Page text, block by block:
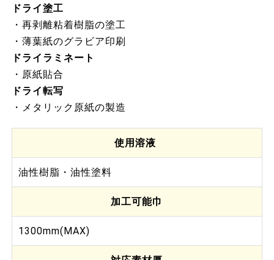
ドライ塗工
・再剥離粘着樹脂の塗工
・薄葉紙のグラビア印刷
ドライラミネート
・原紙貼合
ドライ転写
・メタリック原紙の製造
使用溶液
油性樹脂・油性塗料
加工可能巾
1300mm(MAX)